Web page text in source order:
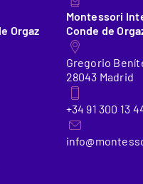
Orgaz
Montessori
Conde de
Gregorio
28043 Madrid
+34 91 300 13